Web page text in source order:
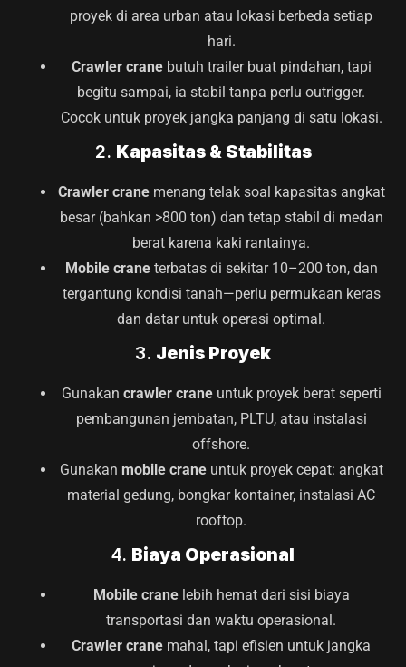
proyek di area urban atau lokasi berbeda setiap
hari.
Crawler cranebutuh trailer buat pindahan, tapi
begitu sampai, ia stabil tanpa perlu outrigger.
Cocok untuk proyek jangka panjang di satu lokasi.
2. Kapasitas & Stabilitas
Crawler cranemenang telak soal kapasitas angkat
besar (bahkan >800 ton) dan tetap stabil di medan
berat karena kaki rantainya.
Mobile craneterbatas di sekitar 10–200 ton, dan
tergantung kondisi tanah—perlu permukaan keras
dan datar untuk operasi optimal.
3. Jenis Proyek
Gunakan crawler craneuntuk proyek berat seperti
pembangunan jembatan, PLTU, atau instalasi
offshore.
Gunakan mobile craneuntuk proyek cepat: angkat
material gedung, bongkar kontainer, instalasi AC
rooftop.
4. Biaya Operasional
Mobile cranelebih hemat dari sisi biaya
transportasi dan waktu operasional.
Crawler crane mahal, tapi efisien untuk jangka